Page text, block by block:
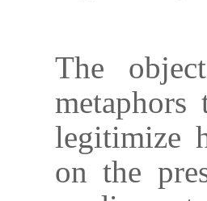
The
legitimize
on the